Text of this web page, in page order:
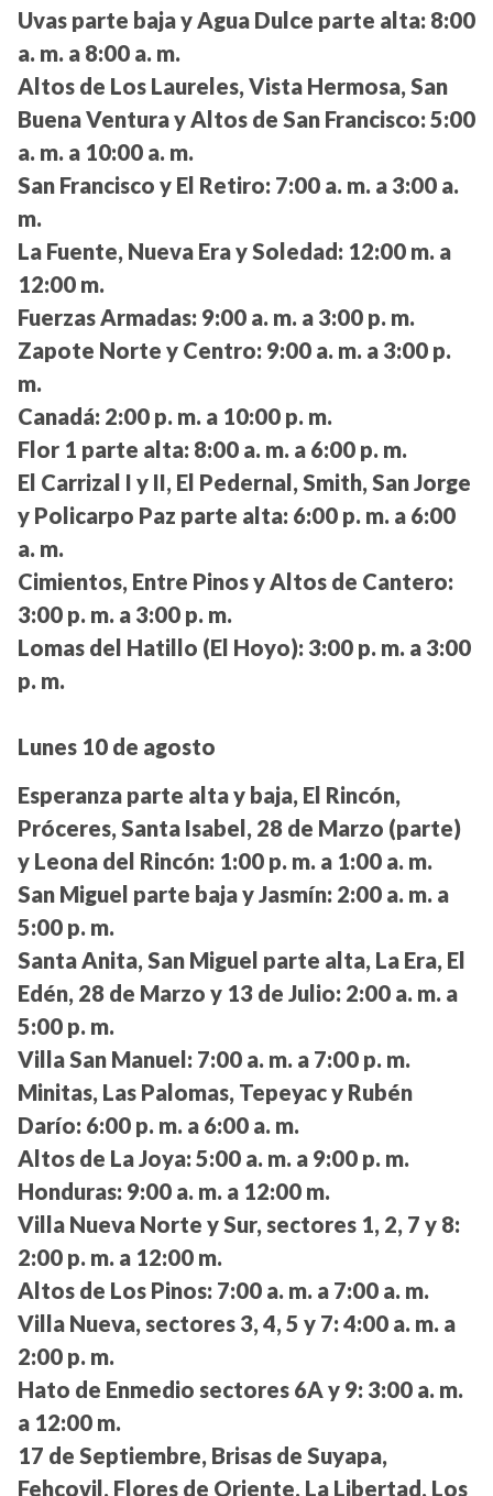
Uvas parte baja y Agua Dulce parte alta: 8:00
a. m. a 8:00 a. m.
Altos de Los Laureles, Vista Hermosa, San
Buena Ventura y Altos de San Francisco: 5:00
a. m. a 10:00 a. m.
San Francisco y El Retiro: 7:00 a. m. a 3:00 a.
m.
La Fuente, Nueva Era y Soledad: 12:00 m. a
12:00 m.
Fuerzas Armadas: 9:00 a. m. a 3:00 p. m.
Zapote Norte y Centro: 9:00 a. m. a 3:00 p.
m.
Canadá: 2:00 p. m. a 10:00 p. m.
Flor 1 parte alta: 8:00 a. m. a 6:00 p. m.
El Carrizal I y II, El Pedernal, Smith, San Jorge
y Policarpo Paz parte alta: 6:00 p. m. a 6:00
a. m.
Cimientos, Entre Pinos y Altos de Cantero:
3:00 p. m. a 3:00 p. m.
Lomas del Hatillo (El Hoyo): 3:00 p. m. a 3:00
p. m.
Lunes 10 de agosto
Esperanza parte alta y baja, El Rincón,
Próceres, Santa Isabel, 28 de Marzo (parte)
y Leona del Rincón: 1:00 p. m. a 1:00 a. m.
San Miguel parte baja y Jasmín: 2:00 a. m. a
5:00 p. m.
Santa Anita, San Miguel parte alta, La Era, El
Edén, 28 de Marzo y 13 de Julio: 2:00 a. m. a
5:00 p. m.
Villa San Manuel: 7:00 a. m. a 7:00 p. m.
Minitas, Las Palomas, Tepeyac y Rubén
Darío: 6:00 p. m. a 6:00 a. m.
Altos de La Joya: 5:00 a. m. a 9:00 p. m.
Honduras: 9:00 a. m. a 12:00 m.
Villa Nueva Norte y Sur, sectores 1, 2, 7 y 8:
2:00 p. m. a 12:00 m.
Altos de Los Pinos: 7:00 a. m. a 7:00 a. m.
Villa Nueva, sectores 3, 4, 5 y 7: 4:00 a. m. a
2:00 p. m.
Hato de Enmedio sectores 6A y 9: 3:00 a. m.
a 12:00 m.
17 de Septiembre, Brisas de Suyapa,
Fehcovil, Flores de Oriente, La Libertad, Los